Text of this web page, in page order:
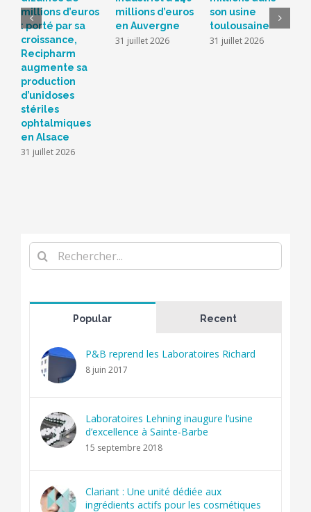
millions d’euros
: porté par sa
croissance,
Recipharm
augmente sa
production
d’unidoses
stériles
ophtalmiques
en Alsace
31 juillet 2026
millions d’euros
en Auvergne
31 juillet 2026
son usine
toulousaine
31 juillet 2026
Rechercher
Popular Recent
P&B reprend les Laboratoires Richard
8 juin 2017
Laboratoires Lehning inaugure l’usine
d’excellence à Sainte-Barbe
15 septembre 2018
Clariant : Une unité dédiée aux
ingrédients actifs pour les cosmétiques